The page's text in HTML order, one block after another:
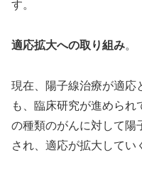
す。
適応拡大への取り組み。
現在、陽子線治療が適応
も、臨床研究が進められ
の種類のがんに対して陽
され、適応が拡大してい